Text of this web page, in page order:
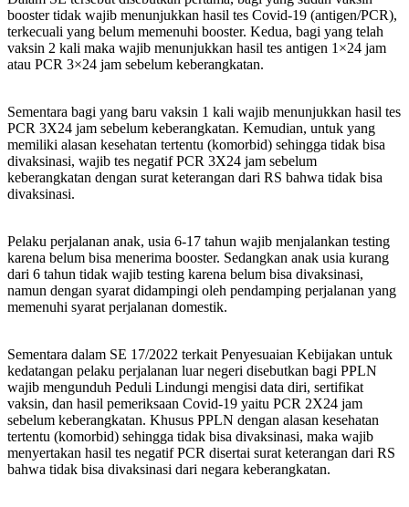
booster tidak wajib menunjukkan hasil tes Covid-19 (antigen/PCR),
terkecuali yang belum memenuhi booster. Kedua, bagi yang telah
vaksin 2 kali maka wajib menunjukkan hasil tes antigen 1×24 jam
atau PCR 3×24 jam sebelum keberangkatan.
Sementara bagi yang baru vaksin 1 kali wajib menunjukkan hasil tes
PCR 3X24 jam sebelum keberangkatan. Kemudian, untuk yang
memiliki alasan kesehatan tertentu (komorbid) sehingga tidak bisa
divaksinasi, wajib tes negatif PCR 3X24 jam sebelum
keberangkatan dengan surat keterangan dari RS bahwa tidak bisa
divaksinasi.
Pelaku perjalanan anak, usia 6-17 tahun wajib menjalankan testing
karena belum bisa menerima booster. Sedangkan anak usia kurang
dari 6 tahun tidak wajib testing karena belum bisa divaksinasi,
namun dengan syarat didampingi oleh pendamping perjalanan yang
memenuhi syarat perjalanan domestik.
Sementara dalam SE 17/2022 terkait Penyesuaian Kebijakan untuk
kedatangan pelaku perjalanan luar negeri disebutkan bagi PPLN
wajib mengunduh Peduli Lindungi mengisi data diri, sertifikat
vaksin, dan hasil pemeriksaan Covid-19 yaitu PCR 2X24 jam
sebelum keberangkatan. Khusus PPLN dengan alasan kesehatan
tertentu (komorbid) sehingga tidak bisa divaksinasi, maka wajib
menyertakan hasil tes negatif PCR disertai surat keterangan dari RS
bahwa tidak bisa divaksinasi dari negara keberangkatan.